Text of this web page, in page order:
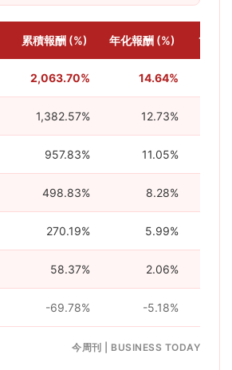
累積報酬 (%) 年化報酬 (%) 1萬投
2,063.70% 14.64%
1,382.57% 12.73%
957.83% 11.05%
498.83% 8.28%
270.19% 5.99%
58.37% 2.06%
-69.78% -5.18%
今周刊 | BUSINESS TODAY